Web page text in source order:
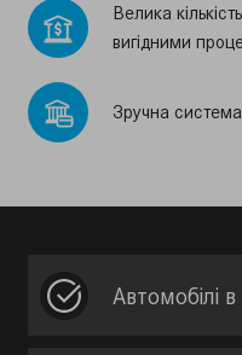
Велика
вигiдними
Зручна
Автомобілі